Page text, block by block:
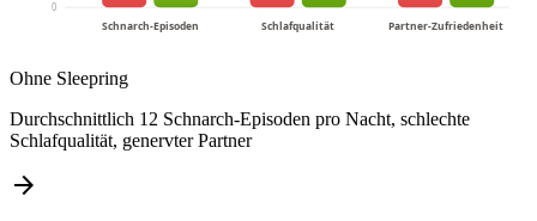
0
Schnarch-Episoden Schlafqualität Partner-Zufriedenheit
Ohne Sleepring
Durchschnittlich 12 Schnarch-Episoden pro Nacht, schlechte
Schlafqualität, genervter Partner
arrow_forward